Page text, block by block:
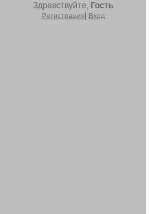
Здравствуйте, Гость
Регистрация| Вход